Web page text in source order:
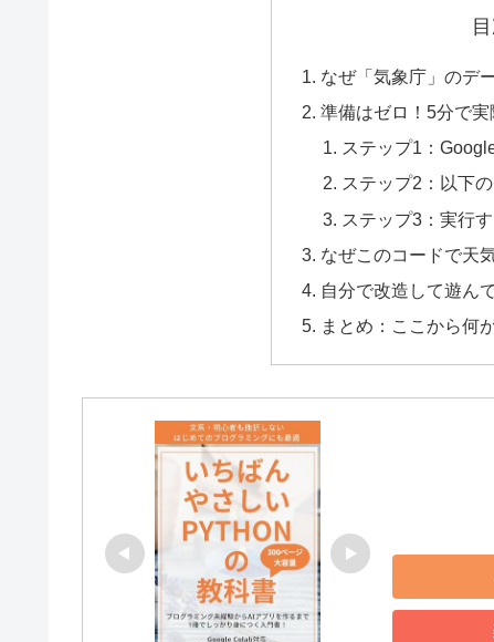
なぜ「気象庁」のデ
準備はゼロ！5分で
ステップ1：
ステップ2：以下
ステップ3：実行す
なぜこのコードで天
自分で改造して遊ん
まとめ：ここから何